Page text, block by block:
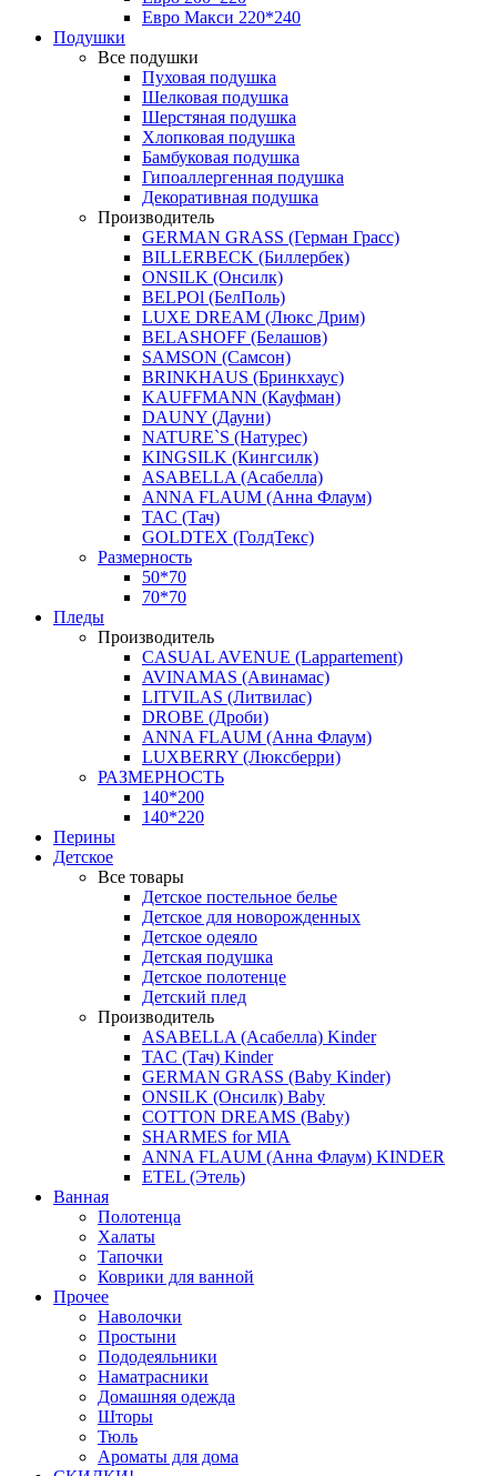
Евро Макси 220*240
Подушки
Все подушки
Пуховая подушка
Шелковая подушка
Шерстяная подушка
Хлопковая подушка
Бамбуковая подушка
Гипоаллергенная подушка
Декоративная подушка
Производитель
GERMAN GRASS (Герман Грасс)
BILLERBECK (Биллербек)
ONSILK (Онсилк)
BELPOl (БелПоль)
LUXE DREAM (Люкс Дрим)
BELASHOFF (Белашов)
SAMSON (Самсон)
BRINKHAUS (Бринкхаус)
KAUFFMANN (Кауфман)
DAUNY (Дауни)
NATURE`S (Натурес)
KINGSILK (Кингсилк)
ASABELLA (Асабелла)
ANNA FLAUM (Анна Флаум)
TAC (Тач)
GOLDTEX (ГолдТекс)
Размерность
50*70
70*70
Пледы
Производитель
CASUAL AVENUE (Lappartement)
AVINAMAS (Авинамас)
LITVILAS (Литвилас)
DROBE (Дроби)
ANNA FLAUM (Анна Флаум)
LUXBERRY (Люксберри)
РАЗМЕРНОСТЬ
140*200
140*220
Перины
Детское
Все товары
Детское постельное белье
Детское для новорожденных
Детское одеяло
Детская подушка
Детское полотенце
Детский плед
Производитель
ASABELLA (Асабелла) Kinder
TAC (Тач) Kinder
GERMAN GRASS (Baby Kinder)
ONSILK (Онсилк) Baby
COTTON DREAMS (Baby)
SHARMES for MIA
ANNA FLAUM (Анна Флаум) KINDER
ETEL (Этель)
Ванная
Полотенца
Халаты
Тапочки
Коврики для ванной
Прочее
Наволочки
Простыни
Пододеяльники
Наматрасники
Домашняя одежда
Шторы
Тюль
Ароматы для дома